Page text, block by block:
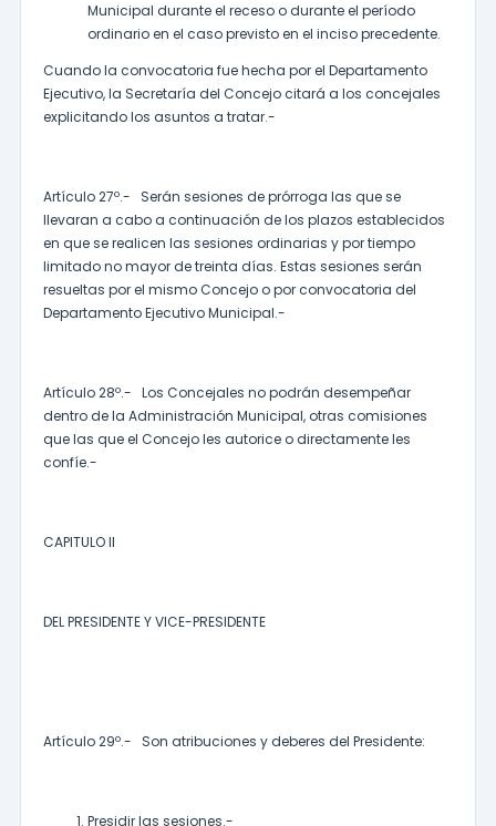
Municipal durante el receso o durante el período
ordinario en el caso previsto en el inciso precedente.
Cuando la convocatoria fue hecha por el Departamento
Ejecutivo, la Secretaría del Concejo citará a los concejales
explicitando los asuntos a tratar.-
Artículo 27º.- Serán sesiones de prórroga las que se
llevaran a cabo a continuación de los plazos establecidos
en que se realicen las sesiones ordinarias y por tiempo
limitado no mayor de treinta días. Estas sesiones serán
resueltas por el mismo Concejo o por convocatoria del
Departamento Ejecutivo Municipal.-
Artículo 28º.- Los Concejales no podrán desempeñar
dentro de la Administración Municipal, otras comisiones
que las que el Concejo les autorice o directamente les
confíe.-
CAPITULO II
DEL PRESIDENTE Y VICE-PRESIDENTE
Artículo 29º.- Son atribuciones y deberes del Presidente:
Presidir las sesiones.-